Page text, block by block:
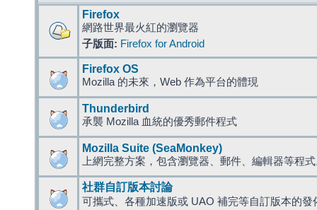
Firefox
網路世界最火紅的瀏覽器
子版面: Firefox for Android
Firefox OS
Mozilla 的未來，Web 作為平台的體現
Thunderbird
承襲 Mozilla 血統的優秀郵件程式
Mozilla Suite (SeaMonkey)
上網完整方案，包含瀏覽器、郵件、編輯器等程
社群自訂版本討論
可攜式、各種加速版或 UAO 補完等自訂版本的發